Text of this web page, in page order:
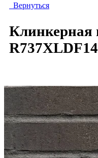
Вернуться
Клинкерная